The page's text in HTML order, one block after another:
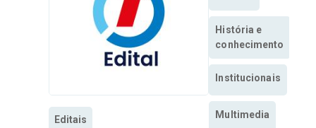
Editais
História e
conhecimento
Institucionais
Multimedia